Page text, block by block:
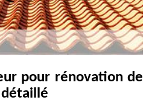
pour rénovation de